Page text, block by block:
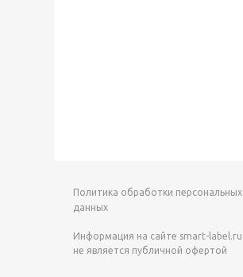
Политика обработки персональных
данных
Информация на сайте smart-label.ru
не является публичной офертой